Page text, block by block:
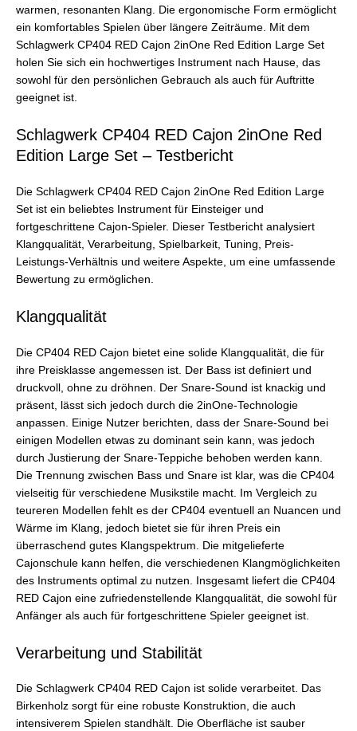
warmen, resonanten Klang. Die ergonomische Form ermöglicht
ein komfortables Spielen über längere Zeiträume. Mit dem
Schlagwerk CP404 RED Cajon 2inOne Red Edition Large Set
holen Sie sich ein hochwertiges Instrument nach Hause, das
sowohl für den persönlichen Gebrauch als auch für Auftritte
geeignet ist.
Schlagwerk CP404 RED Cajon 2inOne Red
Edition Large Set – Testbericht
Die Schlagwerk CP404 RED Cajon 2inOne Red Edition Large
Set ist ein beliebtes Instrument für Einsteiger und
fortgeschrittene Cajon-Spieler. Dieser Testbericht analysiert
Klangqualität, Verarbeitung, Spielbarkeit, Tuning, Preis-
Leistungs-Verhältnis und weitere Aspekte, um eine umfassende
Bewertung zu ermöglichen.
Klangqualität
Die CP404 RED Cajon bietet eine solide Klangqualität, die für
ihre Preisklasse angemessen ist. Der Bass ist definiert und
druckvoll, ohne zu dröhnen. Der Snare-Sound ist knackig und
präsent, lässt sich jedoch durch die 2inOne-Technologie
anpassen. Einige Nutzer berichten, dass der Snare-Sound bei
einigen Modellen etwas zu dominant sein kann, was jedoch
durch Justierung der Snare-Teppiche behoben werden kann.
Die Trennung zwischen Bass und Snare ist klar, was die CP404
vielseitig für verschiedene Musikstile macht. Im Vergleich zu
teureren Modellen fehlt es der CP404 eventuell an Nuancen und
Wärme im Klang, jedoch bietet sie für ihren Preis ein
überraschend gutes Klangspektrum. Die mitgelieferte
Cajonschule kann helfen, die verschiedenen Klangmöglichkeiten
des Instruments optimal zu nutzen. Insgesamt liefert die CP404
RED Cajon eine zufriedenstellende Klangqualität, die sowohl für
Anfänger als auch für fortgeschrittene Spieler geeignet ist.
Verarbeitung und Stabilität
Die Schlagwerk CP404 RED Cajon ist solide verarbeitet. Das
Birkenholz sorgt für eine robuste Konstruktion, die auch
intensiverem Spielen standhält. Die Oberfläche ist sauber